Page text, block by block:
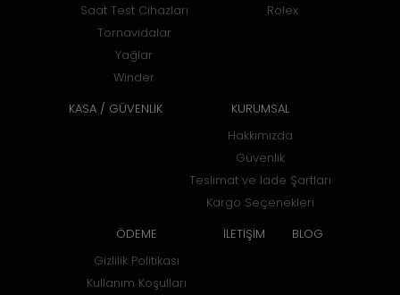
Saat Test Cihazları
Tornavidalar
Yağlar
Winder
Rolex
KASA / GÜVENLİK KURUMSAL
Hakkımızda
Güvenlik
Teslimat ve İade Şartları
Kargo Seçenekleri
ÖDEME
Gizlilik Politikası
Kullanım Koşulları
İLETİŞİM BLOG